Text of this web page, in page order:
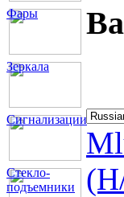
Фары
Зеркала
Сигнализации
Стекло-
подъемники